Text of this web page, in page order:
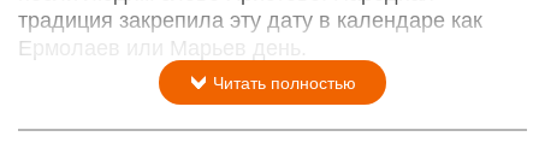
традиция закрепила эту дату в календаре как
Ермолаев или Марьев день.
Читать полностью